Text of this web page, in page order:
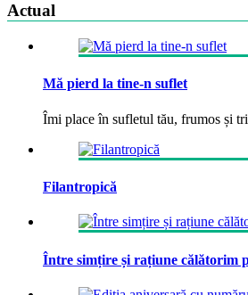
Actual
Mă pierd la tine-n suflet
Îmi place în sufletul tău, frumos și
Filantropică
Între simțire și rațiune călătorim